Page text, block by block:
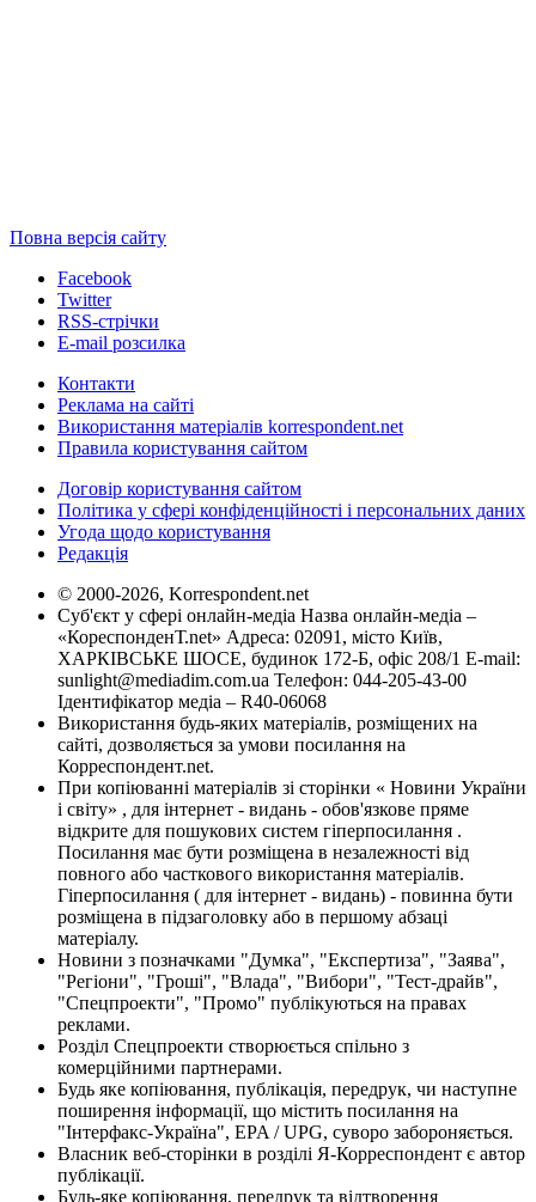
Повна версія сайту
Facebook
Twitter
RSS-стрічки
E-mail розсилка
Контакти
Реклама на сайті
Використання матеріалів korrespondent.net
Правила користування сайтом
Договір користування сайтом
Політика у сфері конфіденційності і персональних даних
Угода щодо користування
Редакція
© 2000-2026, Korrespondent.net
Суб'єкт у сфері онлайн-медіа Назва онлайн-медіа –
«КореспонденТ.net» Адреса: 02091, місто Київ,
ХАРКІВСЬКЕ ШОСЕ, будинок 172-Б, офіс 208/1 E-mail:
sunlight@mediadim.com.ua Телефон: 044-205-43-00
Ідентифікатор медіа – R40-06068
Використання будь-яких матеріалів, розміщених на
сайті, дозволяється за умови посилання на
Корреспондент.net.
При копіюванні матеріалів зі сторінки « Новини України
і світу» , для інтернет - видань - обов'язкове пряме
відкрите для пошукових систем гіперпосилання .
Посилання має бути розміщена в незалежності від
повного або часткового використання матеріалів.
Гіперпосилання ( для інтернет - видань) - повинна бути
розміщена в підзаголовку або в першому абзаці
матеріалу.
Новини з позначками "Думка", "Експертиза", "Заява",
"Регіони", "Гроші", "Влада", "Вибори", "Тест-драйв",
"Спецпроекти", "Промо" публікуються на правах
реклами.
Розділ Спецпроекти створюється спільно з
комерційними партнерами.
Будь яке копіювання, публікація, передрук, чи наступне
поширення інформації, що містить посилання на
"Інтерфакс-Україна", EPA / UPG, суворо забороняється.
Власник веб-сторінки в розділі Я-Корреспондент є автор
публікації.
Будь-яке копіювання, передрук та відтворення